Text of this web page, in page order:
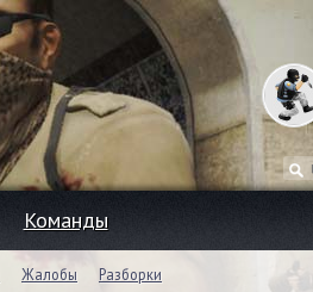
Команды
Жалобы Разборки